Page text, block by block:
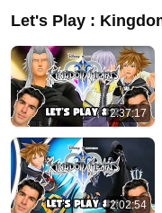
Let's Play :
2:37:17
2:02:54